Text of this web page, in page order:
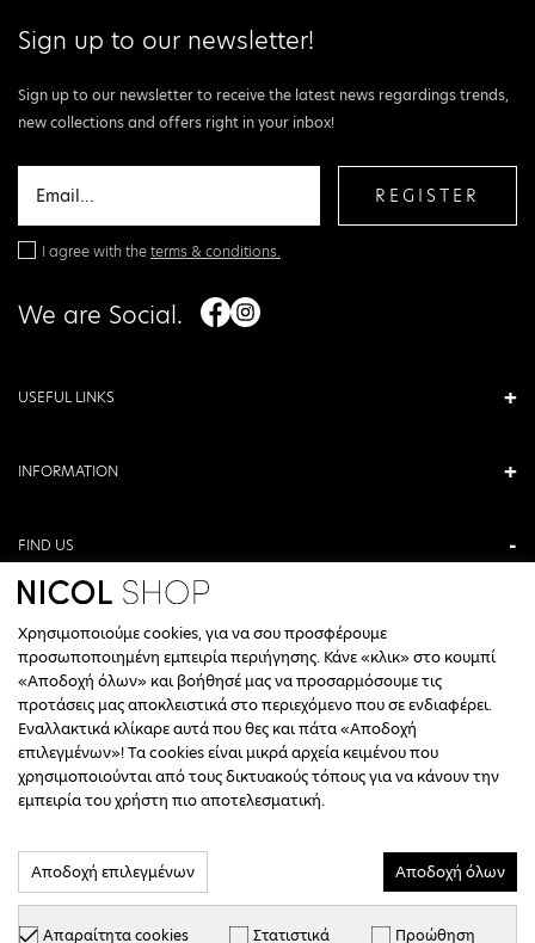
Sign up to our newsletter!
Sign up to our newsletter to receive the latest news regardings trends,
new collections and offers right in your inbox!
REGISTER
I agree with theterms & conditions.
We are Social.
USEFUL LINKS
INFORMATION
FIND US
ANTONIOU KAMARA 3, VERIA, GREECE
+30 23310 76336
CALL CENTER HOURS
ΔΕΥΤΕΡΑ, ΤΕΤΑΡΤΗ: 09:00 - 14:30
ΤΡΙΤΗ, ΠΕΜΠΤΗ, ΠΑΡΑΣΚΕΥΗ: 09:30 - 14:00 & 17:30 - 21:00
ΣΑΒΒΑΤΟ: 09:30 - 14:30
Χρησιμοποιούμε cookies, για να σου προσφέρουμε
προσωποποιημένη εμπειρία περιήγησης. Κάνε «κλικ» στο κουμπί
«Αποδοχή όλων» και βοήθησέ μας να προσαρμόσουμε τις
προτάσεις μας αποκλειστικά στο περιεχόμενο που σε ενδιαφέρει.
Εναλλακτικά κλίκαρε αυτά που θες και πάτα «Αποδοχή
επιλεγμένων»! Τα cookies είναι μικρά αρχεία κειμένου που
χρησιμοποιούνται από τους δικτυακούς τόπους για να κάνουν την
εμπειρία του χρήστη πιο αποτελεσματική.
Αποδοχή επιλεγμένων Αποδοχή όλων
Απαραίτητα cookies Στατιστικά Προώθηση